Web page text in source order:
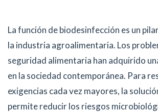
La función de biodesinfección es un
la industria agroalimentaria. Los
seguridad alimentaria han adquirido
en la sociedad contemporánea. Para
exigencias cada vez mayores, la
permite reducir los riesgos